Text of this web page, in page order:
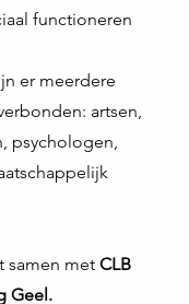
functioneren
er meerdere
artsen,
psychologen,
samen met CLB
Geel.